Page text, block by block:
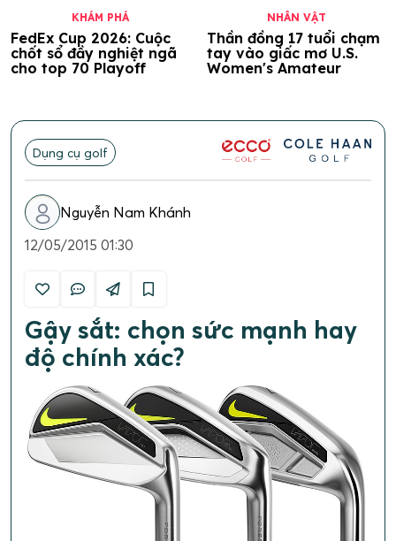
KHÁM PHÁ
FedEx Cup 2026: Cuộc
chốt sổ đầy nghiệt ngã
cho top 70 Playoff
NHÂN VẬT
Thần đồng 17 tuổi chạm
tay vào giấc mơ U.S.
Women's Amateur
Dụng cụ golf
Nguyễn Nam Khánh
12/05/2015 01:30
Gậy sắt: chọn sức mạnh hay
độ chính xác?